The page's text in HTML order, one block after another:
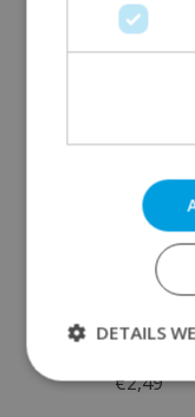
Dit vind
Items van
8 borden
me rond
€2,49
DETAILS